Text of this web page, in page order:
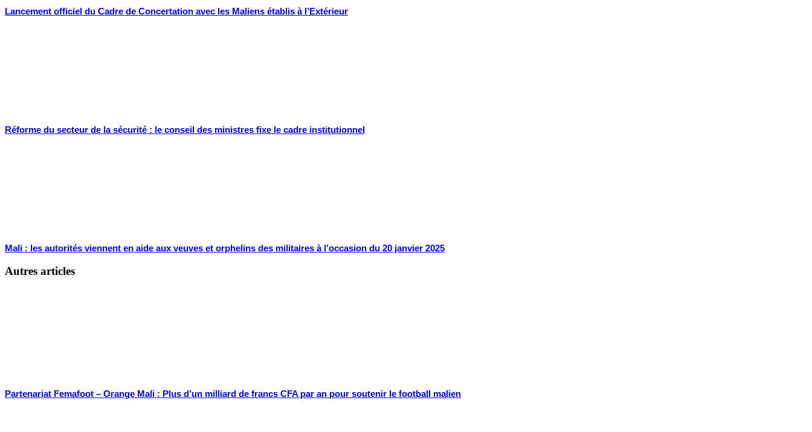
Lancement officiel du Cadre de Concertation avec les Maliens établis à l’Extérieur
Réforme du secteur de la sécurité : le conseil des ministres fixe le cadre institutionnel
Mali : les autorités viennent en aide aux veuves et orphelins des militaires à l’occasion du 20 janvier 2025
Autres articles
Partenariat Femafoot – Orange Mali : Plus d’un milliard de francs CFA par an pour soutenir le football malien